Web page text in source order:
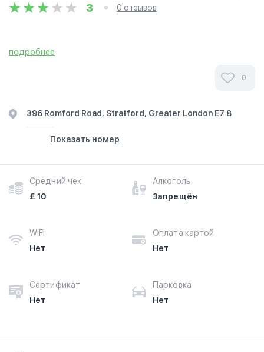
3 0 отзывов
подробнее
0
396 Romford Road, Stratford, Greater London E7 8
Показать номер
Средний чек
£ 10
Алкоголь
Запрещён
WiFi
Нет
Оплата картой
Нет
Сертификат
Нет
Парковка
Нет